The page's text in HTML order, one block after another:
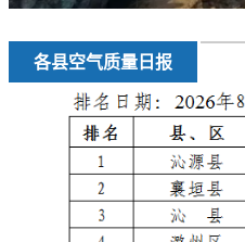
各县空气质量日报